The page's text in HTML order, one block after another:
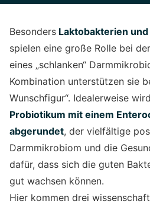
Besonders Laktobakterien
spielen eine große Rolle bei
eines „schlanken“
Kombination unterstützen sie
Wunschfigur“. Idealerweise wird
Probiotikum mit einem
abgerundet, der vielfältige
Darmmikrobiom und die
dafür, dass sich die guten
gut wachsen können.
Hier kommen drei